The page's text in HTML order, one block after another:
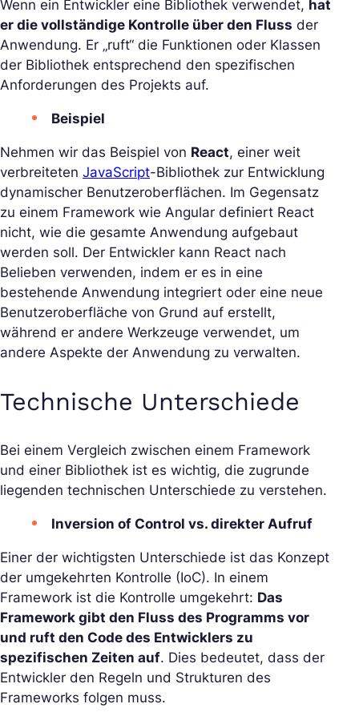
Wenn ein Entwickler eine Bibliothek verwendet, hat
er die vollständige Kontrolle über den Fluss der
Anwendung. Er „ruft“ die Funktionen oder Klassen
der Bibliothek entsprechend den spezifischen
Anforderungen des Projekts auf.
Beispiel
Nehmen wir das Beispiel von React, einer weit
verbreiteten JavaScript-Bibliothek zur Entwicklung
dynamischer Benutzeroberflächen. Im Gegensatz
zu einem Framework wie Angular definiert React
nicht, wie die gesamte Anwendung aufgebaut
werden soll. Der Entwickler kann React nach
Belieben verwenden, indem er es in eine
bestehende Anwendung integriert oder eine neue
Benutzeroberfläche von Grund auf erstellt,
während er andere Werkzeuge verwendet, um
andere Aspekte der Anwendung zu verwalten.
Technische Unterschiede
Bei einem Vergleich zwischen einem Framework
und einer Bibliothek ist es wichtig, die zugrunde
liegenden technischen Unterschiede zu verstehen.
Inversion of Control vs. direkter Aufruf
Einer der wichtigsten Unterschiede ist das Konzept
der umgekehrten Kontrolle (IoC). In einem
Framework ist die Kontrolle umgekehrt: Das
Framework gibt den Fluss des Programms vor
und ruft den Code des Entwicklers zu
spezifischen Zeiten auf. Dies bedeutet, dass der
Entwickler den Regeln und Strukturen des
Frameworks folgen muss.